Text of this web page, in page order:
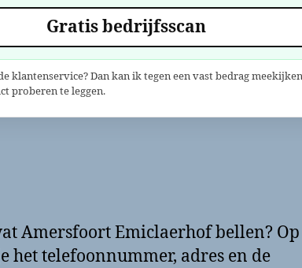
Gratis bedrijfsscan
klantenservice? Dan kan ik tegen een vast bedrag
proberen te leggen.
Amersfoort Emiclaerhof bellen? Op
het telefoonnummer, adres en de